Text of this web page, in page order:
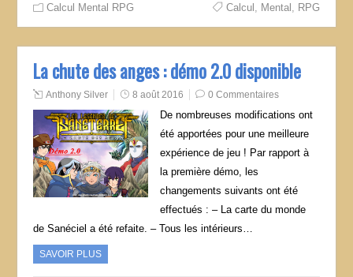
Calcul Mental RPG Calcul Mental RPG
La chute des anges : démo 2.0 disponible
Anthony Silver 8 août 2016 0 Commentaires
De nombreuses modifications ont
été apportées pour une meilleure
expérience de jeu ! Par rapport à
la première démo, les
changements suivants ont été
effectués : – La carte du monde
de Sanéciel a été refaite. – Tous les intérieurs…
SAVOIR PLUS